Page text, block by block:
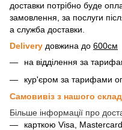
доставки потрібно буде
замовлення, за послуги
а служба доставки.
Delivery довжина до 600см
на відділення за
кур'єром за тарифами
Самовивіз з нашого
Більше інформації про
карткою Visa,